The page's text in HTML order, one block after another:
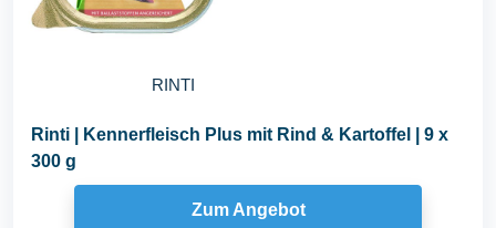
RINTI
Rinti | Kennerfleisch Plus mit Rind & Kartoffel | 9 x
300 g
Zum Angebot